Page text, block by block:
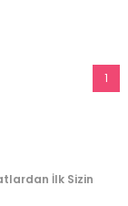
1
İlk Sizin